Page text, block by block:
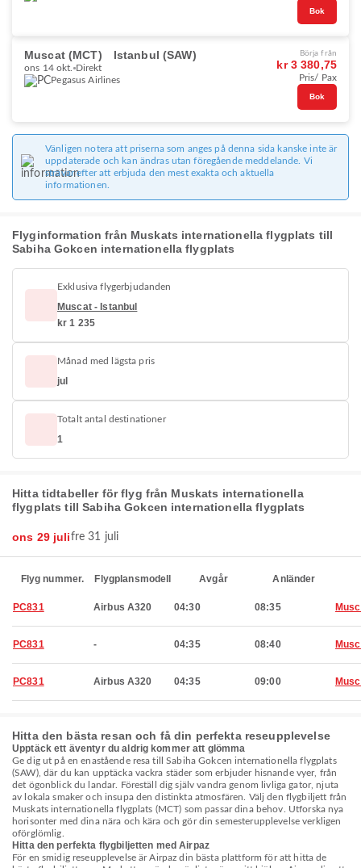
Bok
Muscat (MCT) Istanbul (SAW)
ons 14 okt. Direkt
Pegasus Airlines
Börja från
kr 3 380,75
Pris/ Pax
Bok
Vänligen notera att priserna som anges på denna sida kanske inte är
uppdaterade och kan ändras utan föregående meddelande. Vi
strävar efter att erbjuda den mest exakta och aktuella
informationen.
Flyginformation från Muskats internationella flygplats till
Sabiha Gokcen internationella flygplats
Exklusiva flygerbjudanden
Muscat - Istanbul
kr 1 235
Månad med lägsta pris
jul
Totalt antal destinationer
1
Hitta tidtabeller för flyg från Muskats internationella
flygplats till Sabiha Gokcen internationella flygplats
ons 29 julifre 31 juli
Flyg nummer. Flygplansmodell Avgår Anländer
PC831 Airbus A320 04:30 08:35
PC831 - 04:35 08:40
PC831 Airbus A320 04:35 09:00
Hitta den bästa resan och få din perfekta reseupplevelse
Upptäck ett äventyr du aldrig kommer att glömma
Ge dig ut på en enastående resa till Sabiha Gokcen internationella flygplats
(SAW), där du kan upptäcka vackra städer som erbjuder hisnande vyer, från
det ögonblick du landar. Föreställ dig själv vandra genom livliga gator, njuta
av lokala smaker och insupa den distinkta atmosfären. Välj den flygbiljett från
Muskats internationella flygplats (MCT) som passar dina behov. Utforska nya
horisonter med dina nära och kära och gör din semesterupplevelse verkligen
oförglömlig.
Hitta den perfekta flygbiljetten med Airpaz
För en smidig reseupplevelse är Airpaz din bästa plattform för att hitta de